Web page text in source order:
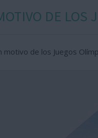
DE
motivo de los Juegos